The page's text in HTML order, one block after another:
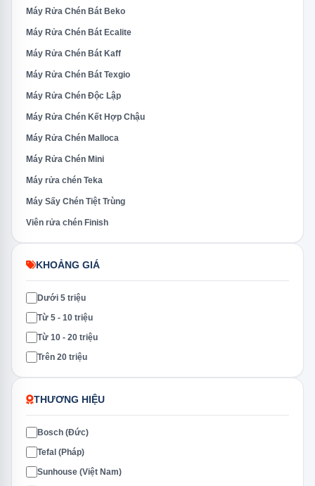
Máy Rửa Chén Bát Beko
Máy Rửa Chén Bát Ecalite
Máy Rửa Chén Bát Kaff
Máy Rửa Chén Bát Texgio
Máy Rửa Chén Độc Lập
Máy Rửa Chén Kết Hợp Chậu
Máy Rửa Chén Malloca
Máy Rửa Chén Mini
Máy rửa chén Teka
Máy Sấy Chén Tiệt Trùng
Viên rửa chén Finish
KHOẢNG GIÁ
Dưới 5 triệu
Từ 5 - 10 triệu
Từ 10 - 20 triệu
Trên 20 triệu
THƯƠNG HIỆU
Bosch (Đức)
Tefal (Pháp)
Sunhouse (Việt Nam)